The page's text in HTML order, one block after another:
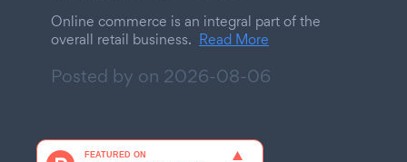
Online commerce is an integral part of the
overall retail business. Read More
Posted by on 2026-08-06